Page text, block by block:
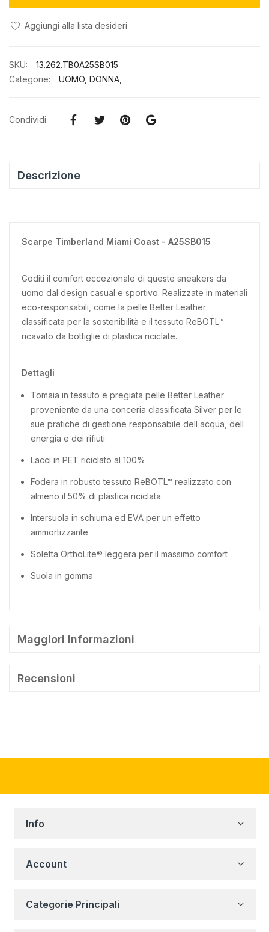
Aggiungi alla lista desideri
SKU
13.262.TB0A25SB015
Categorie:
UOMO DONNA
Condividi
Descrizione
Scarpe Timberland Miami Coast - A25SB015
Goditi il comfort eccezionale di queste sneakers da
uomo dal design casual e sportivo. Realizzate in materiali
eco-responsabili, come la pelle Better Leather
classificata per la sostenibilità e il tessuto ReBOTL™
ricavato da bottiglie di plastica riciclate.
Dettagli
Tomaia in tessuto e pregiata pelle Better Leather
proveniente da una conceria classificata Silver per le
sue pratiche di gestione responsabile dell acqua, dell
energia e dei rifiuti
Lacci in PET riciclato al 100%
Fodera in robusto tessuto ReBOTL™ realizzato con
almeno il 50% di plastica riciclata
Intersuola in schiuma ed EVA per un effetto
ammortizzante
Soletta OrthoLite® leggera per il massimo comfort
Suola in gomma
Maggiori Informazioni
Recensioni
Info
Account
Categorie Principali